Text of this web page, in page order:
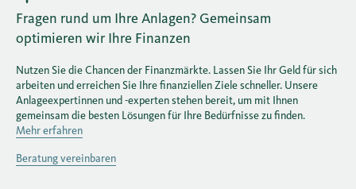
Fragen rund um Ihre Anlagen? Gemeinsam
optimieren wir Ihre Finanzen
Nutzen Sie die Chancen der Finanzmärkte. Lassen Sie Ihr Geld für sich
arbeiten und erreichen Sie Ihre finanziellen Ziele schneller. Unsere
Anlageexpertinnen und -experten stehen bereit, um mit Ihnen
gemeinsam die besten Lösungen für Ihre Bedürfnisse zu finden.
Mehr erfahren
Beratung vereinbaren